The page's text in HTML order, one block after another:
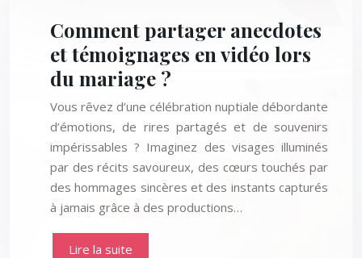
Comment partager anecdotes
et témoignages en vidéo lors
du mariage ?
Vous rêvez d’une célébration nuptiale débordante
d’émotions, de rires partagés et de souvenirs
impérissables ? Imaginez des visages illuminés
par des récits savoureux, des cœurs touchés par
des hommages sincères et des instants capturés
à jamais grâce à des productions…
Lire la suite